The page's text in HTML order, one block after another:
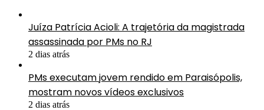
Juíza Patrícia Acioli: A trajetória da magistrada
assassinada por PMs no RJ
2 dias atrás
PMs executam jovem rendido em Paraisópolis,
mostram novos vídeos exclusivos
2 dias atrás